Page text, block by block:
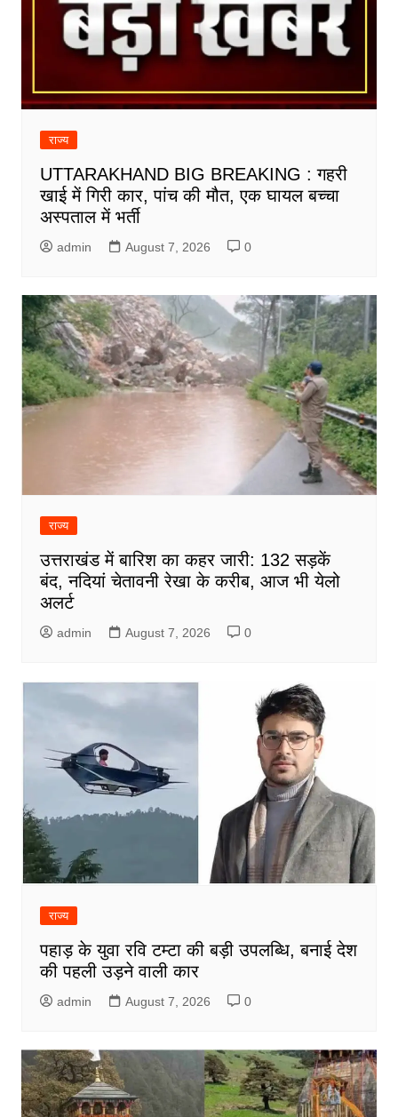
राज्य
UTTARAKHAND BIG BREAKING : गहरी
खाई में गिरी कार, पांच की मौत, एक घायल बच्चा
अस्पताल में भर्ती
admin August 7, 2026 0
राज्य
उत्तराखंड में बारिश का कहर जारी: 132 सड़कें
बंद, नदियां चेतावनी रेखा के करीब, आज भी येलो
अलर्ट
admin August 7, 2026 0
राज्य
पहाड़ के युवा रवि टम्टा की बड़ी उपलब्धि, बनाई देश
की पहली उड़ने वाली कार
admin August 7, 2026 0